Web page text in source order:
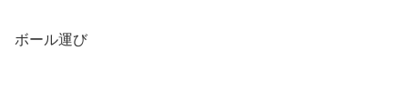
ボール運び